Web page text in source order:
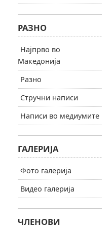
РАЗНО
Најпрво во
Македонија
Разно
Стручни написи
Написи во медиумите
ГАЛЕРИЈА
Фото галерија
Видео галерија
ЧЛЕНОВИ